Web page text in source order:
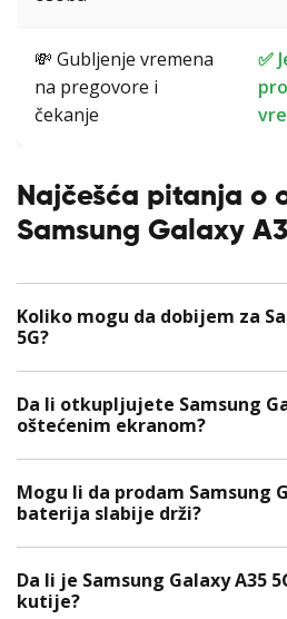
💸 Gubljenje vremena
na pregovore i
čekanje
✅
Najčešća pitanja o
Samsung Galaxy
Koliko mogu da dobijem za
5G?
Da li otkupljujete Samsung
oštećenim ekranom?
Mogu li da prodam Samsung
baterija slabije drži?
Da li je Samsung Galaxy A35
kutije?